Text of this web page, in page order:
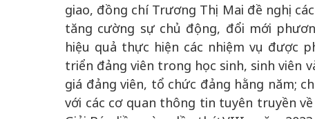
giao, đồng chí Trương Thị Mai đề nghị
tăng cường sự chủ động, đổi mới
hiệu quả thực hiện các nhiệm vụ được
triển đảng viên trong học sinh, sinh viên
giá đảng viên, tổ chức đảng hằng năm;
với các cơ quan thông tin tuyên truyền